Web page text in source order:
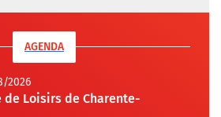
AGENDA
2026
de Loisirs de Charente-